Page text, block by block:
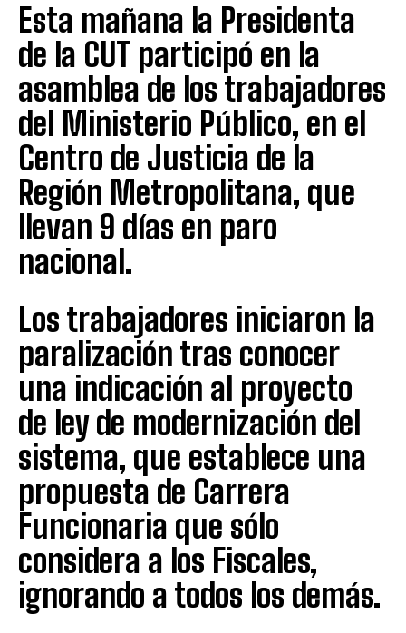
Esta mañana la Presidenta
de la CUT participó en la
asamblea de los trabajadores
del Ministerio Público, en el
Centro de Justicia de la
Región Metropolitana, que
llevan 9 días en paro
nacional.
Los trabajadores iniciaron la
paralización tras conocer
una indicación al proyecto
de ley de modernización del
sistema, que establece una
propuesta de Carrera
Funcionaria que sólo
considera a los Fiscales,
ignorando a todos los demás.